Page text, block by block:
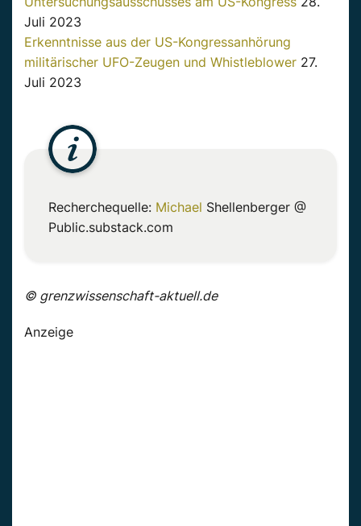
Juli 2023
Erkenntnisse aus der US-Kongressanhörung
militärischer UFO-Zeugen und Whistleblower 27.
Juli 2023
Recherchequelle: Michael Shellenberger @
Public.substack.com
© grenzwissenschaft-aktuell.de
Anzeige